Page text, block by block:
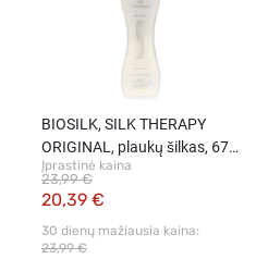
BIOSILK, SILK THERAPY
ORIGINAL, plaukų šilkas, 67
ml
Įprastinė kaina
20,39 €
23,99 €
30 dienų mažiausia kaina:
23,99 €